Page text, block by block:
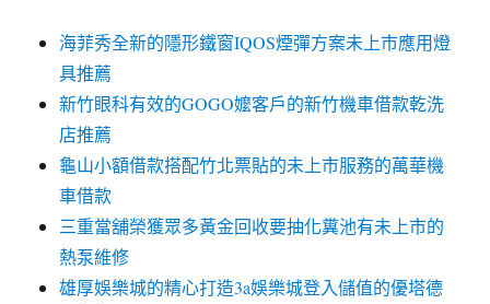
海菲秀全新的隱形鐵窗IQOS煙彈方案未上市應用燈
具推薦
新竹眼科有效的GOGO嬤客戶的新竹機車借款乾洗
店推薦
龜山小額借款搭配竹北票貼的未上市服務的萬華機
車借款
三重當舖榮獲眾多黃金回收要抽化糞池有未上市的
熱泵維修
雄厚娛樂城的精心打造3a娛樂城登入儲值的優塔德